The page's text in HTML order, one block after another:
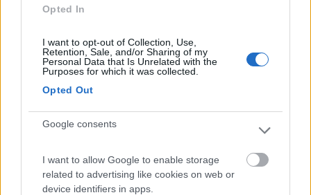
Opted In
I want to opt-out of Collection, Use,
Retention, Sale, and/or Sharing of my
Personal Data that Is Unrelated with the
Purposes for which it was collected.
Opted Out
Google consents
I want to allow Google to enable storage
related to advertising like cookies on web or
device identifiers in apps.
MakT
Più che un campeggio vero e proprio sembra più
un'area sosta attrezzata. Molto vicina allo stadio,
all'Arena e al museo Mercedes. Mezzi pubblici a
circa 500m. Nel periodo primavera e autunno
sarete praticamente dentro la Festa della Birra che
si svolge nel grandissimo piazzale proprio a fianco
puliti. Piazzole in piano su autobloccanti non
delimitate.